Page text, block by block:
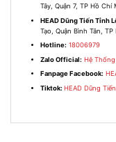
Tây, Quận 7, TP Hồ Chí
HEAD Dũng Tiến Tỉnh
Tạo, Quận Bình Tân,
Hotline: 18006979
Zalo Official: Hệ
Fanpage Facebook:
Tiktok:HEAD Dũng